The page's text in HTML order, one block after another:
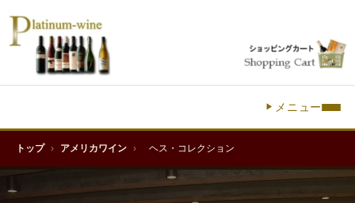
メニュー
トップ › アメリカワイン › ヘス・コレクション